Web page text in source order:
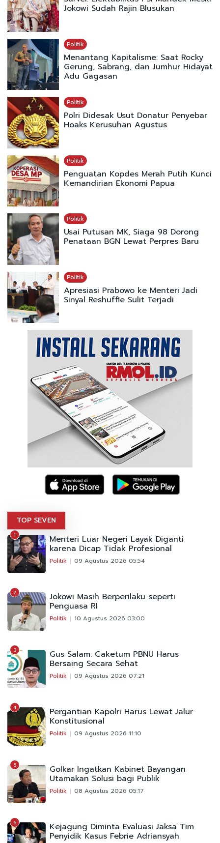
Jokowi Sudah Rajin Blusukan
Politik
Menantang Kapitalisme: Saat Rocky
Gerung, Sabrang, dan Jumhur Hidayat
Adu Gagasan
Politik
Polri Didesak Usut Donatur Penyebar
Hoaks Kerusuhan Agustus
Politik
Penguatan Kopdes Merah Putih Kunci
Kemandirian Ekonomi Papua
Politik
Usai Putusan MK, Siaga 98 Dorong
Penataan BGN Lewat Perpres Baru
Politik
Apresiasi Prabowo ke Menteri Jadi
Sinyal Reshuffle Sulit Terjadi
TOP SEVEN
1 Menteri Luar Negeri Layak Diganti
karena Dicap Tidak Profesional
Politik 09 Agustus 2026 05:54
2 Jokowi Masih Berperilaku seperti
Penguasa RI
Politik 10 Agustus 2026 03:00
3 Gus Salam: Caketum PBNU Harus
Bersaing Secara Sehat
Politik 09 Agustus 2026 07:21
4 Pergantian Kapolri Harus Lewat Jalur
Konstitusional
Politik 09 Agustus 2026 11:10
5 Golkar Ingatkan Kabinet Bayangan
Utamakan Solusi bagi Publik
Politik 08 Agustus 2026 05:17
6 Kejagung Diminta Evaluasi Jaksa Tim
Penyidik Kasus Febrie Adriansyah